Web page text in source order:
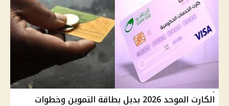
الكارت الموحد 2026 بديل بطاقة التموين وخطوات